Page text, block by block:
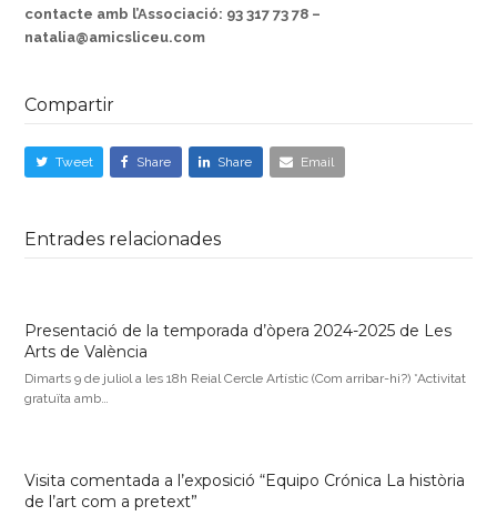
contacte amb l’Associació: 93 317 73 78 –
natalia@amicsliceu.com
Compartir
Tweet Share Share Email
Entrades relacionades
Presentació de la temporada d’òpera 2024-2025 de Les
Arts de València
Dimarts 9 de juliol a les 18h Reial Cercle Artístic (Com arribar-hi?) *Activitat
gratuïta amb…
Visita comentada a l’exposició “Equipo Crónica La història
de l’art com a pretext”